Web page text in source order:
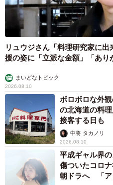
リュウジさん「料理研究家に
援の姿に「立派な金額」「あり
まいどなトピック
2026.08.10
ボロボロな外
の北海道の料
接客する日も
中将 タカノリ
2026.08.10
平成ギャル界
傷ついたコロ
朝ドラへ 「ア